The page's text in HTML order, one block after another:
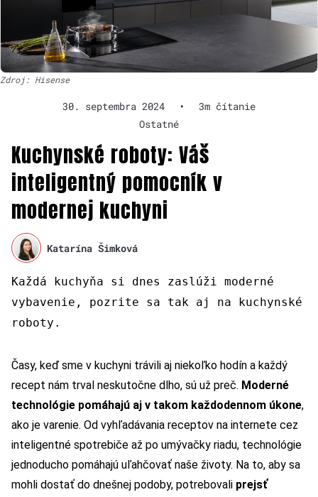
Zdroj: Hisense
30. septembra 2024 •
3m čítanie
Ostatné
Kuchynské roboty: Váš
inteligentný pomocník v
modernej kuchyni
Katarína Šimková
Každá kuchyňa si dnes zaslúži moderné
vybavenie, pozrite sa tak aj na kuchynské
roboty.
Časy, keď sme v kuchyni trávili aj niekoľko hodín a každý
recept nám trval neskutočne dlho, sú už preč. Moderné
technológie pomáhajú aj v takom každodennom úkone,
ako je varenie. Od vyhľadávania receptov na internete cez
inteligentné spotrebiče až po umývačky riadu, technológie
jednoducho pomáhajú uľahčovať naše životy. Na to, aby sa
mohli dostať do dnešnej podoby, potrebovali prejsť